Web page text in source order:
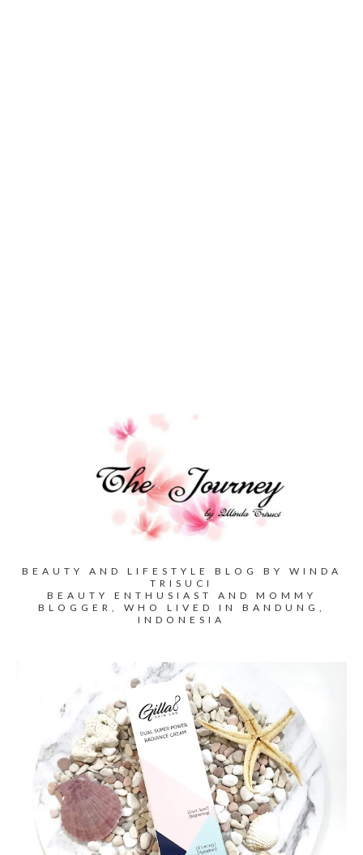
BEAUTY AND LIFESTYLE BLOG BY WINDA
TRISUCI
BEAUTY ENTHUSIAST AND MOMMY
BLOGGER, WHO LIVED IN BANDUNG,
INDONESIA